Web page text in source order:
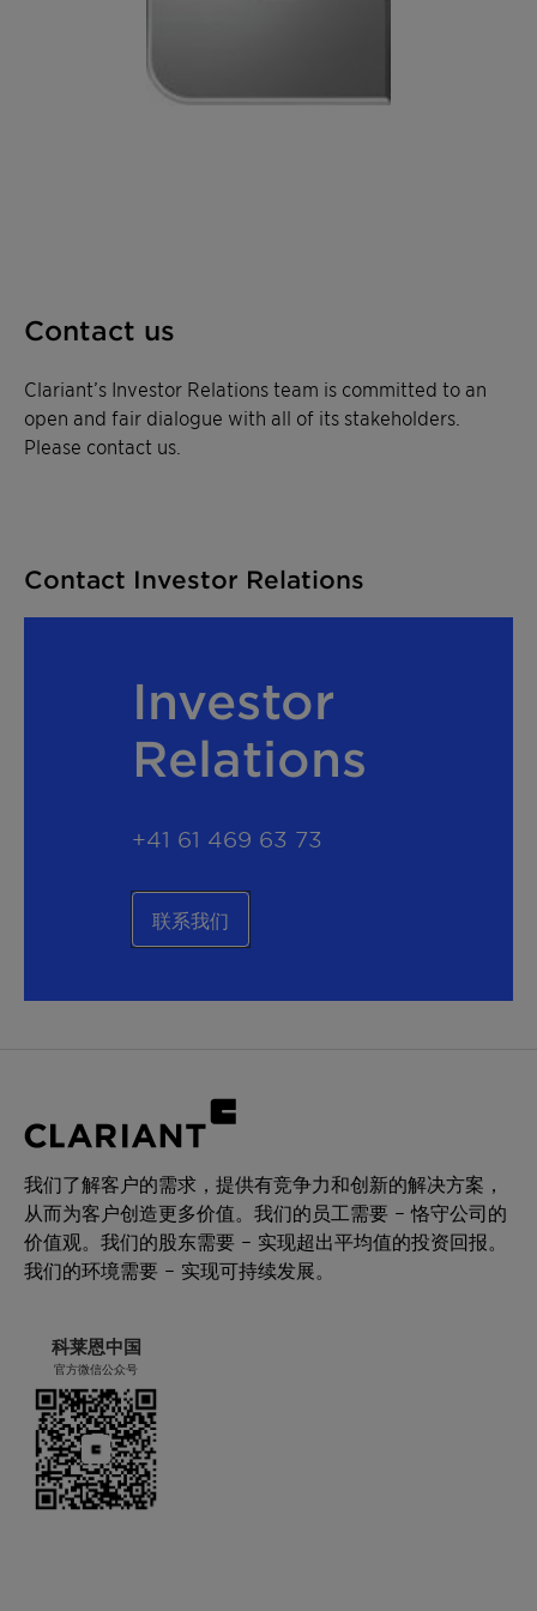
Contact us
Clariant’s Investor Relations team is committed to an
open and fair dialogue with all of its stakeholders.
Please contact us.
Contact Investor Relations
Investor
Relations
+41 61 469 63 73
联系我们
我们了解客户的需求，提供有竞争力和创新的解决方案，
从而为客户创造更多价值。我们的员工需要 – 恪守公司的
价值观。我们的股东需要 – 实现超出平均值的投资回报。
我们的环境需要 – 实现可持续发展。
科莱恩中国
官方微信公众号